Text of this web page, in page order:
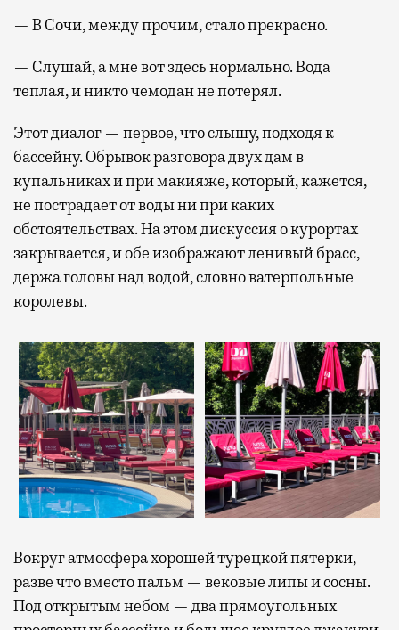
— В Сочи, между прочим, стало прекрасно.
— Слушай, а мне вот здесь нормально. Вода
теплая, и никто чемодан не потерял.
Этот диалог — первое, что слышу, подходя к
бассейну. Обрывок разговора двух дам в
купальниках и при макияже, который, кажется,
не пострадает от воды ни при каких
обстоятельствах. На этом дискуссия о курортах
закрывается, и обе изображают ленивый брасс,
держа головы над водой, словно ватерпольные
королевы.
Вокруг атмосфера хорошей турецкой пятерки,
разве что вместо пальм — вековые липы и сосны.
Под открытым небом — два прямоугольных